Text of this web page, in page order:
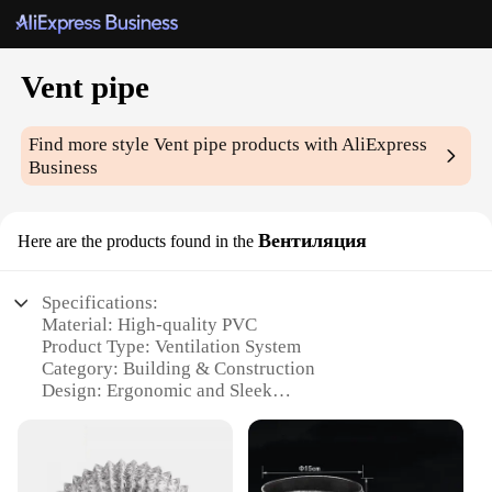
Vent pipe
Find more styleVent pipe products with AliExpress
Business
Here are the products found in the Вентиляция
Specifications:
Material: High-quality PVC
Product Type: Ventilation System
Category: Building & Construction
Design: Ergonomic and Sleek
Performance: Efficient airflow and durability
Features: